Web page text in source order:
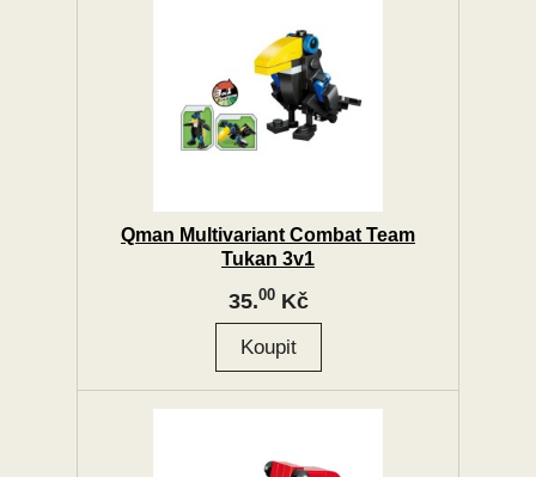
Qman Multivariant Combat Team
Tukan 3v1
35.00Kč